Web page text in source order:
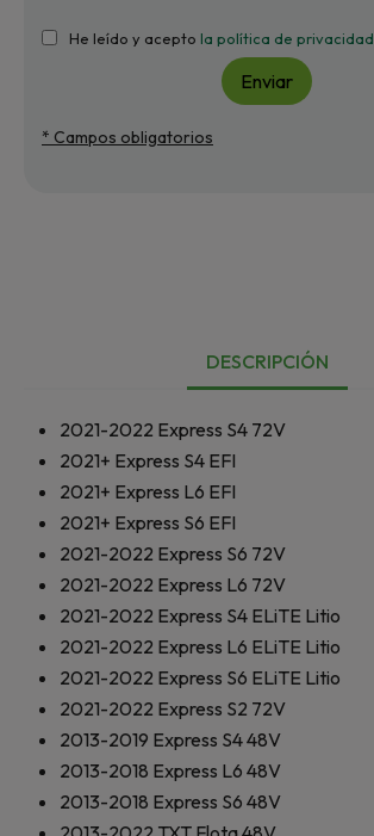
He leído y acepto la política de privacidad
Enviar
* Campos obligatorios
DESCRIPCIÓN
2021-2022 Express S4 72V
2021+ Express S4 EFI
2021+ Express L6 EFI
2021+ Express S6 EFI
2021-2022 Express S6 72V
2021-2022 Express L6 72V
2021-2022 Express S4 ELiTE Litio
2021-2022 Express L6 ELiTE Litio
2021-2022 Express S6 ELiTE Litio
2021-2022 Express S2 72V
2013-2019 Express S4 48V
2013-2018 Express L6 48V
2013-2018 Express S6 48V